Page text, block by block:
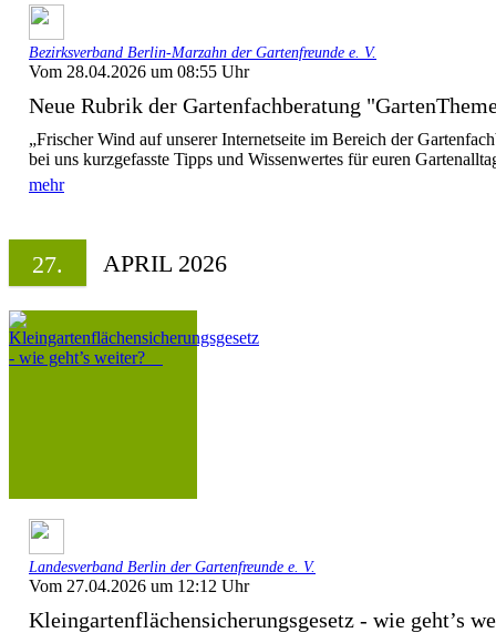
Bezirksverband Berlin-Marzahn der Gartenfreunde e. V.
Vom 28.04.2026 um 08:55 Uhr
Neue Rubrik der Gartenfachberatung
„Frischer Wind auf unserer Internetseite im Bereich der
bei uns kurzgefasste Tipps und Wissenwertes für euren
mehr
27. APRIL 2026
Landesverband Berlin der Gartenfreunde e. V.
Vom 27.04.2026 um 12:12 Uhr
Kleingartenflächensicherungsgesetz - wie geht’s